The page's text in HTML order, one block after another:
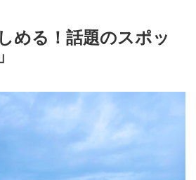
める！話題のスポッ